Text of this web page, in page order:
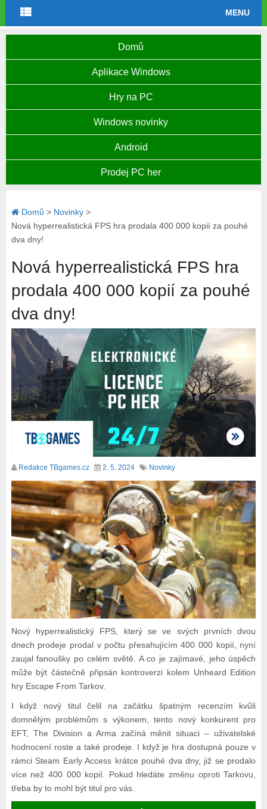
MENU
Domů
Aplikace Windows
Hry na PC
Windows novinky
Android
Prodej PC her
Domů > Novinky>
Nová hyperrealistická FPS hra prodala 400 000 kopií za pouhé
dva dny!
Nová hyperrealistická FPS hra
prodala 400 000 kopií za pouhé
dva dny!
Redakce TBgames.cz 2. 5. 2024 Novinky
Nový hyperrealistický FPS, který se ve svých prvních dvou
dnech prodeje prodal v počtu přesahujícím 400 000 kopií, nyní
zaujal fanoušky po celém světě. A co je zajímavé, jeho úspěch
může být částečně připsán kontroverzi kolem Unheard Edition
hry Escape From Tarkov.
I když nový titul čelil na začátku špatným recenzím kvůli
domnělým problémům s výkonem, tento nový konkurent pro
EFT, The Division a Arma začíná měnit situaci – uživatelské
hodnocení roste a také prodeje. I když je hra dostupná pouze v
rámci Steam Early Access krátce pouhé dva dny, již se prodalo
více než 400 000 kopií. Pokud hledáte změnu oproti Tarkovu,
třeba by to mohl být titul pro vás.